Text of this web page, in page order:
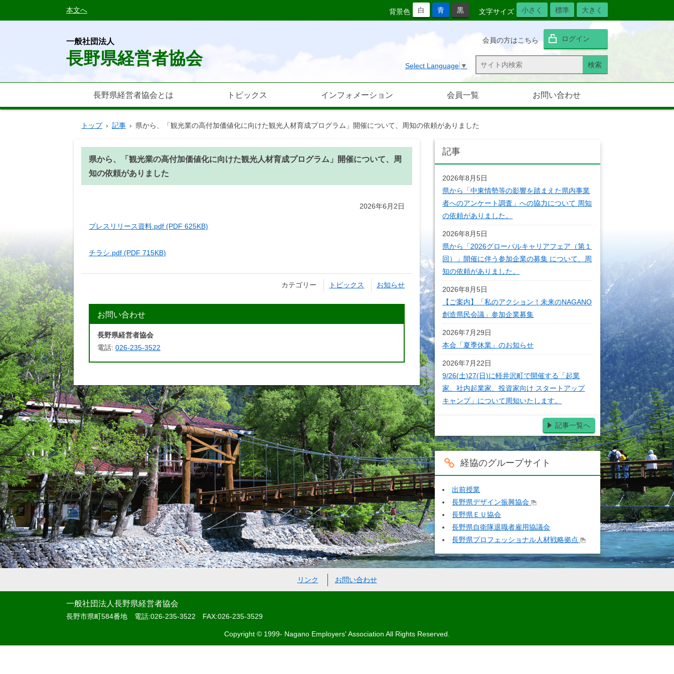
本文へ 文字サイズ 小さく 標準 大きく
背景色 白 青 黒
一般社団法人
長野県経営者協会
会員の方はこちら ログイン
Select Language ▼
長野県経営者協会とは トピックス インフォメーション 会員一覧 お問い合わせ
トップ › 記事 › 県から、「観光業の高付加価値化に向けた観光人材育成プログラム」開催について、周知の依頼がありました
県から、「観光業の高付加価値化に向けた観光人材育成プログラム」開催について、周
知の依頼がありました
2026年6月2日
プレスリリース資料.pdf (PDF 625KB)
チラシ.pdf (PDF 715KB)
カテゴリー トピックス お知らせ
お問い合わせ
長野県経営者協会
電話: 026-235-3522
記事
2026年8月5日
県から「中東情勢等の影響を踏まえた県内事業
者へのアンケート調査」への協力について 周知
の依頼がありました。
2026年8月5日
県から「2026グローバルキャリアフェア（第１
回）」開催に伴う参加企業の募集 について、周
知の依頼がありました。
2026年8月5日
【ご案内】「私のアクション！未来のNAGANO
創造県民会議」参加企業募集
2026年7月29日
本会「夏季休業」のお知らせ
2026年7月22日
9/26(土)27(日)に軽井沢町で開催する「起業
家、社内起業家、投資家向け スタートアップ
キャンプ」について周知いたします。
記事一覧へ
経協のグループサイト
出前授業
長野県デザイン振興協会
長野県ＥＵ協会
長野県自衛隊退職者雇用協議会
長野県プロフェッショナル人材戦略拠点
リンク お問い合わせ
一般社団法人長野県経営者協会
長野市県町584番地 電話:026-235-3522 FAX:026-235-3529
Copyright © 1999- Nagano Employers' Association All Rights Reserved.